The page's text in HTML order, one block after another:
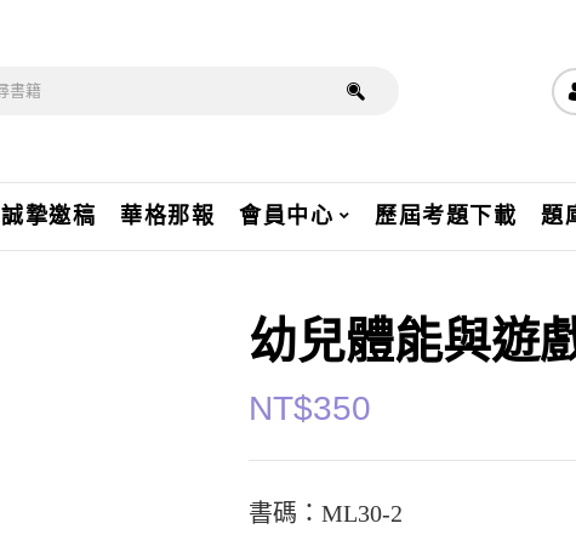
誠摯邀稿 華格那報 會員中心 歷屆考題下載 題
幼兒體能與遊
NT$350
書碼：ML30-2